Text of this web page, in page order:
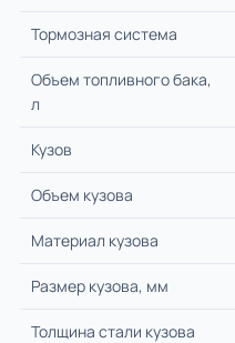
Тормозная система
Объем топливного бака,
л
Кузов
Объем кузова
Материал кузова
Размер кузова, мм
Толщина стали кузова